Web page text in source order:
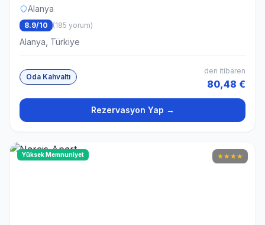
Alanya
8.9/10 (185 yorum)
Alanya, Türkiye
Oda Kahvaltı
den itibaren
80,48 €
Rezervasyon Yap →
Yüksek Memnuniyet ★★★★